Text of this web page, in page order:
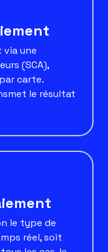
une
(SCA),
carte.
le résultat
le type de
réel, soit